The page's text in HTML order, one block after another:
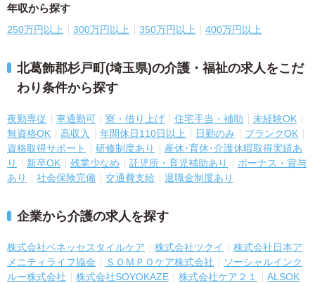
年収から探す
250万円以上 300万円以上 350万円以上 400万円以上
北葛飾郡杉戸町(埼玉県)の介護・福祉の求人をこだ
わり条件から探す
夜勤専従 車通勤可 寮・借り上げ 住宅手当・補助
未経験OK
無資格OK
高収入 年間休日110日以上 日勤のみ
ブランクOK
資格取得サポート
研修制度あり
産休･育休･介護休暇取得実績あ
り
新卒OK 残業少なめ 託児所・育児補助あり
ボーナス・賞与
あり
社会保険完備 交通費支給 退職金制度あり
企業から介護の求人を探す
株式会社ベネッセスタイルケア 株式会社ツクイ
株式会社日本ア
メニティライフ協会
ＳＯＭＰＯケア株式会社
ソーシャルインク
ルー株式会社
株式会社SOYOKAZE 株式会社ケア２１
ALSOK